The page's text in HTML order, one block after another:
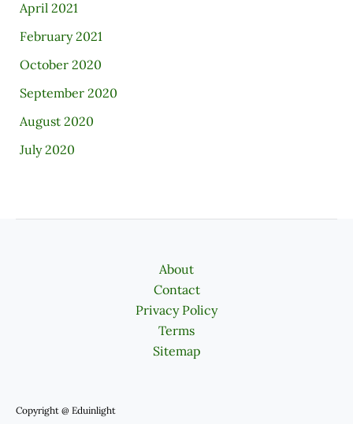
April 2021
February 2021
October 2020
September 2020
August 2020
July 2020
About
Contact
Privacy Policy
Terms
Sitemap
Copyright @ Eduinlight